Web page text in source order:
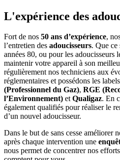
L'expérience des
Fort de nos 50 ans d’expérience,
l’entretien des adoucisseurs. Que ce
années 80, ou pour les adoucisseurs
maintenir votre appareil à son
régulièrement nos techniciens aux
réglementaires et possédons les
(Professionnel du Gaz), RGE
l’Environnement) etQualigaz. En
également qualifiés pour réaliser le
d’un nouvel adoucisseur.
Dans le but de sans cesse améliorer
après chaque intervention une
nous permet de concentrer nos